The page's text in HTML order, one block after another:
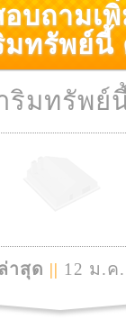
บถามเ
มทรัพย์นี้
ริมทรัพย์
าสุด || 12 ม.ค